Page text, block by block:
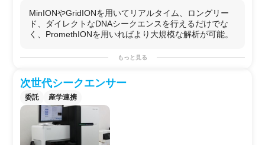
sequenceという技術による次世代
のシーケンス技術です。これは、長
く断片化したnative DNAを鋳型とし
たDNA合成を、百万単位の小孔内で
す。特徴として、長いリード長が得
きること、サンガー法に比類する精
ールから通常スケールまでで、ネイ
ティブなDNAまたはRNAを解析し、
あらゆる長さのフラグメントをシー
ケンスして短尺から超長尺リードを
速な洞察）を提供する唯一のシーケ
Co-LABO MAKERは複数の大学・企
MinIONやGridIONを用いてリアルタイム、ロングリー
ド、ダイレクトなDNAシークエンスを行えるだけでな
く、PromethIONを用いればより大規模な解析が可能。
もっと見る
次世代シークエンサー
委託 産学連携